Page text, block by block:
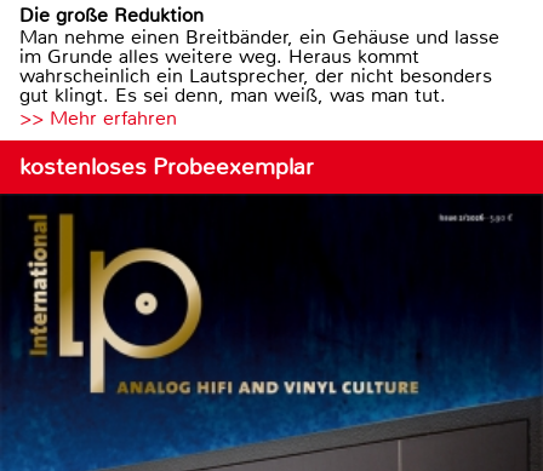
Die große Reduktion
Man nehme einen Breitbänder, ein Gehäuse und lasse
im Grunde alles weitere weg. Heraus kommt
wahrscheinlich ein Lautsprecher, der nicht besonders
gut klingt. Es sei denn, man weiß, was man tut.
>> Mehr erfahren
kostenloses Probeexemplar